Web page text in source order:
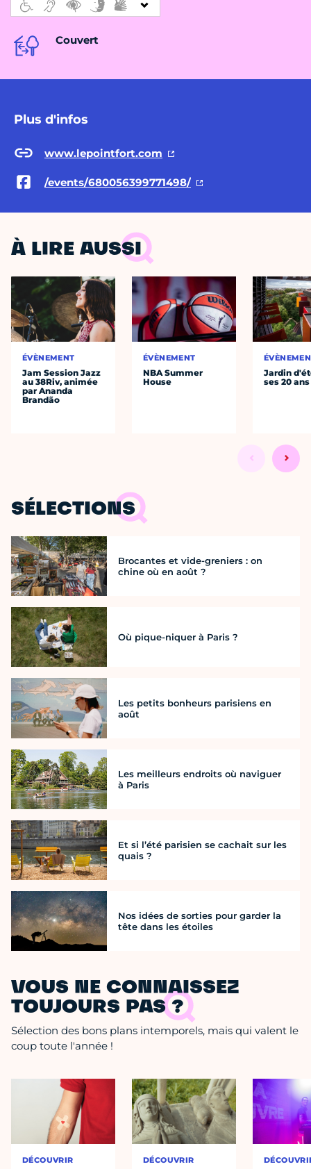
Couvert
Plus d'infos
www.lepointfort.com
/events/680056399771498/
À LIRE AUSSI
ÉVÈNEMENT
Jam Session Jazz
au 38Riv, animée
par Ananda
Brandão
ÉVÈNEMENT
NBA Summer
House
Jardin
ses 20 ans
SÉLECTIONS
Brocantes et vide-greniers : on
chine où en août ?
Où pique-niquer à Paris ?
Les petits bonheurs parisiens en
août
Les meilleurs endroits où naviguer
à Paris
Et si l’été parisien se cachait sur les
quais ?
Nos idées de sorties pour garder la
tête dans les étoiles
VOUS NE CONNAISSEZ
TOUJOURS PAS ?
Sélection des bons plans intemporels, mais qui valent le
coup toute l'année !
DÉCOUVRIR DÉCOUVRIR